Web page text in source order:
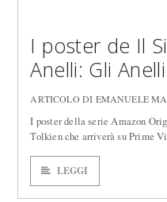
I poster de Il
Anelli: Gli
ARTICOLO DI EMANUELE
I poster della serie Amazon
Tolkien che arriverà su Prime
LEGGI